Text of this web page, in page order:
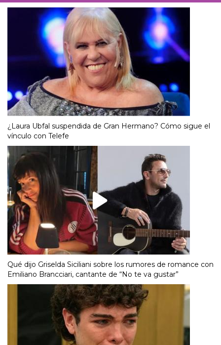
¿Laura Ubfal suspendida de Gran Hermano? Cómo sigue el
vínculo con Telefe
Qué dijo Griselda Siciliani sobre los rumores de romance con
Emiliano Brancciari, cantante de “No te va gustar”